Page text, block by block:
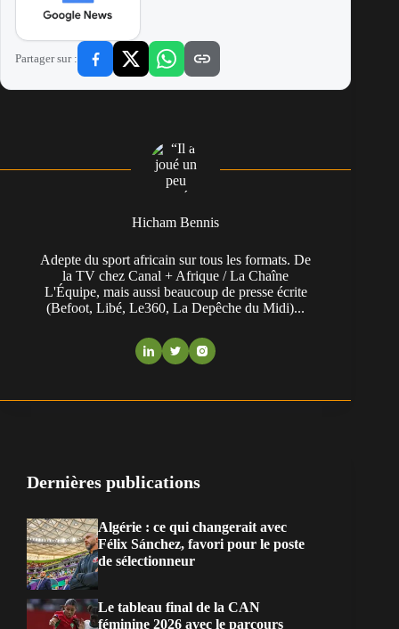
Partager sur :
Hicham Bennis
Adepte du sport africain sur tous les formats. De
la TV chez Canal + Afrique / La Chaîne
L'Équipe, mais aussi beaucoup de presse écrite
(Befoot, Libé, Le360, La Depêche du Midi)...
Dernières publications
Algérie : ce qui changerait avec
Félix Sánchez, favori pour le poste
de sélectionneur
Le tableau final de la CAN
féminine 2026 avec le parcours